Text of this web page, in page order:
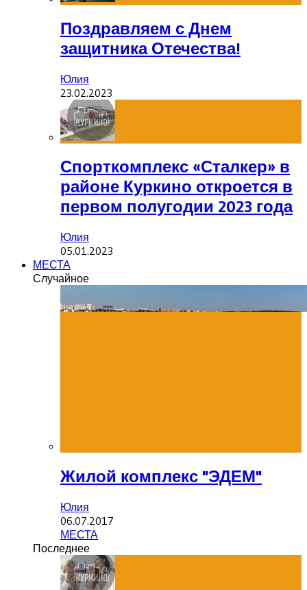
Поздравляем с Днем
защитника Отечества!
Юлия
23.02.2023
Спорткомплекс «Сталкер» в
районе Куркино откроется в
первом полугодии 2023 года
Юлия
05.01.2023
МЕСТА
Случайное
Жилой комплекс "ЭДЕМ"
Юлия
06.07.2017
МЕСТА
Последнее